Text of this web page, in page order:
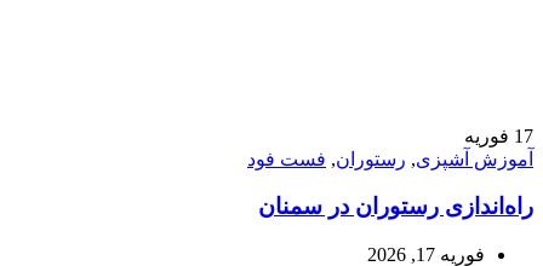
17 فوریه
آموزش آشپزی, رستوران, فست فود
راه‌اندازی رستوران در سمنان
فوریه 17, 2026